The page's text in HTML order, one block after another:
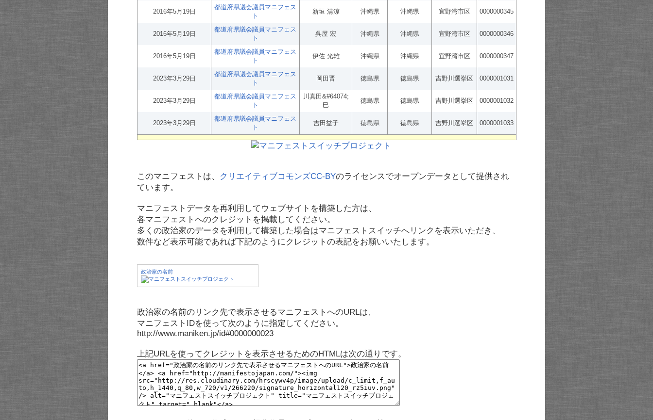
2016年5月19日
都道府県議会議員マニフェス
ト
新垣 清涼 沖縄県 沖縄県 宜野湾市区 0000000345
2016年5月19日
都道府県議会議員マニフェス
ト
呉屋 宏 沖縄県 沖縄県 宜野湾市区 0000000346
2016年5月19日
都道府県議会議員マニフェス
ト
伊佐 光雄 沖縄県 沖縄県 宜野湾市区 0000000347
2023年3月29日
都道府県議会議員マニフェス
ト
岡田晋 徳島県 徳島県 吉野川選挙区 0000001031
2023年3月29日
都道府県議会議員マニフェス
ト
川真田&#64074;
巳
徳島県 徳島県 吉野川選挙区 0000001032
2023年3月29日
都道府県議会議員マニフェス
ト
吉田益子 徳島県 徳島県 吉野川選挙区 0000001033
このマニフェストは、 クリエイティブコモンズCC-BYのライセンスでオープンデータとして提供され
ています。
マニフェストデータを再利用してウェブサイトを構築した方は、
各マニフェストへのクレジットを掲載してください。
多くの政治家のデータを利用して構築した場合はマニフェストスイッチへリンクを表示いただき、
数件など表示可能であれば下記のようにクレジットの表記をお願いいたします。
政治家の名前
政治家の名前のリンク先で表示させるマニフェストへのURLは、
マニフェストIDを使って次のように指定してください。
http://www.maniken.jp/id#0000000023
上記URLを使ってクレジットを表示させるためのHTMLは次の通りです。